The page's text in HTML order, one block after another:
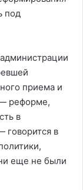
под
приема и
реформе,
в
говорится в
еще не были